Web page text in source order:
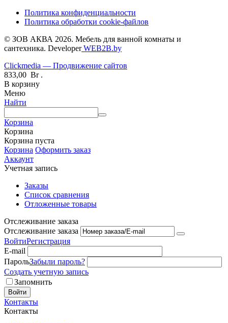
Политика конфиденциальности
Политика обработки cookie-файлов
© ЗОВ АКВА 2026. Мебель для ванной комнаты и
сантехника. DeveloperWEB2B.by
Clickmedia — Продвижение сайтов
833,00 Br .
В корзину
Меню
Найти
Корзина
Корзина
Корзина пуста
Корзина Оформить заказ
Аккаунт
Учетная запись
Заказы
Список сравнения
Отложенные товары
Отслеживание заказа
Отслеживание заказа
ВойтиРегистрация
E-mail
ПарольЗабыли пароль?
Создать учетную запись
Запомнить
Войти
Контакты
Контакты